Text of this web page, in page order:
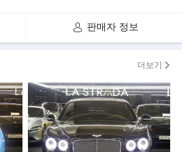
어 있으므로 매매절차에 법적 보호를
으며,차량인수일을 기준으로
서 엔진 및 미션을 의무적으로 보호
입니다.
판매자 정보
더보기